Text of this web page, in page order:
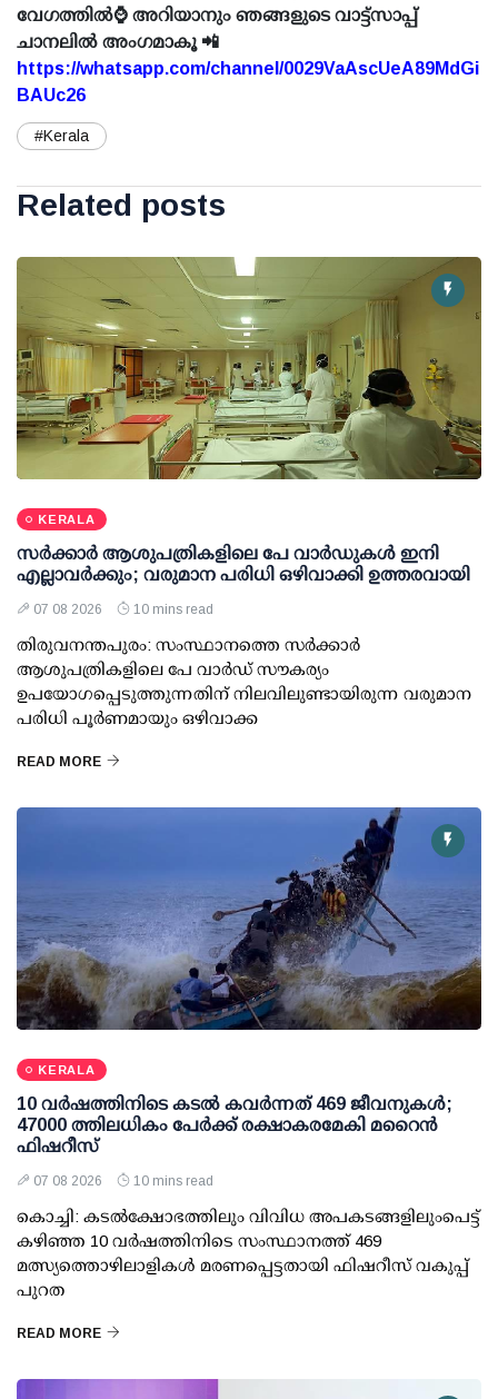
വേഗത്തിൽ⌚ അറിയാനും ഞങ്ങളുടെ വാട്ട്സാപ്പ്
ചാനലിൽ അംഗമാകൂ 📲
https://whatsapp.com/channel/0029VaAscUeA89MdGi
BAUc26
#Kerala
Related posts
KERALA
സര്‍ക്കാര്‍ ആശുപത്രികളിലെ പേ വാര്‍ഡുകള്‍ ഇനി
എല്ലാവര്‍ക്കും; വരുമാന പരിധി ഒഴിവാക്കി ഉത്തരവായി
07 08 2026 10 mins read
തിരുവനന്തപുരം: സംസ്ഥാനത്തെ സര്‍ക്കാര്‍
ആശുപത്രികളിലെ പേ വാര്‍ഡ് സൗകര്യം
ഉപയോഗപ്പെടുത്തുന്നതിന് നിലവിലുണ്ടായിരുന്ന വരുമാന
പരിധി പൂര്‍ണമായും ഒഴിവാക്ക
READ MORE
KERALA
10 വര്‍ഷത്തിനിടെ കടല്‍ കവര്‍ന്നത് 469 ജീവനുകള്‍;
47000 ത്തിലധികം പേര്‍ക്ക് രക്ഷാകരമേകി മറൈന്‍
ഫിഷറീസ്
07 08 2026 10 mins read
കൊച്ചി: കടല്‍ക്ഷോഭത്തിലും വിവിധ അപകടങ്ങളിലുംപെട്ട്
കഴിഞ്ഞ 10 വര്‍ഷത്തിനിടെ സംസ്ഥാനത്ത് 469
മത്സ്യത്തൊഴിലാളികള്‍ മരണപ്പെട്ടതായി ഫിഷറീസ് വകുപ്പ്
പുറത
READ MORE